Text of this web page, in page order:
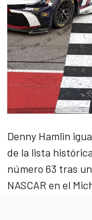
Denny Hamlin
de la lista
número 63 tras
NASCAR en el